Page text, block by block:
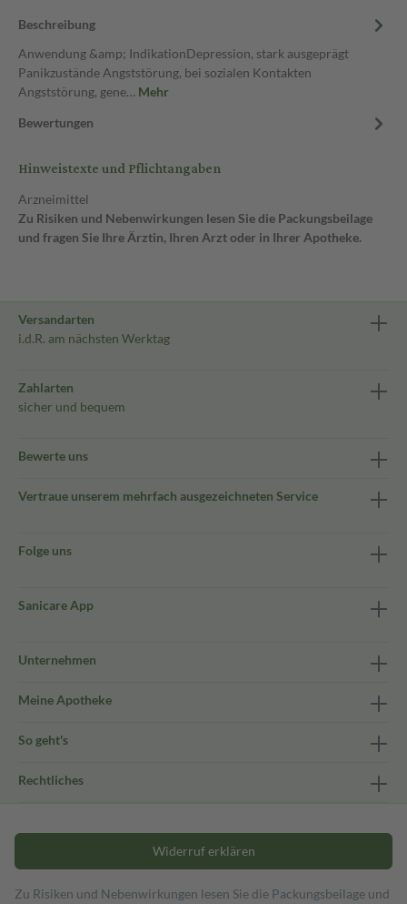
Beschreibung
Anwendung &amp; IndikationDepression, stark ausgeprägt
Panikzustände Angststörung, bei sozialen Kontakten
Angststörung, gene… Mehr
Bewertungen
Hinweistexte und Pflichtangaben
Arzneimittel
Zu Risiken und Nebenwirkungen lesen Sie die Packungsbeilage
und fragen Sie Ihre Ärztin, Ihren Arzt oder in Ihrer Apotheke.
Versandarten
i.d.R. am nächsten Werktag
Zahlarten
sicher und bequem
Bewerte uns
Vertraue unserem mehrfach ausgezeichneten Service
Folge uns
Sanicare App
Unternehmen
Meine Apotheke
So geht's
Rechtliches
Widerruf erklären
Zu Risiken und Nebenwirkungen lesen Sie die Packungsbeilage und